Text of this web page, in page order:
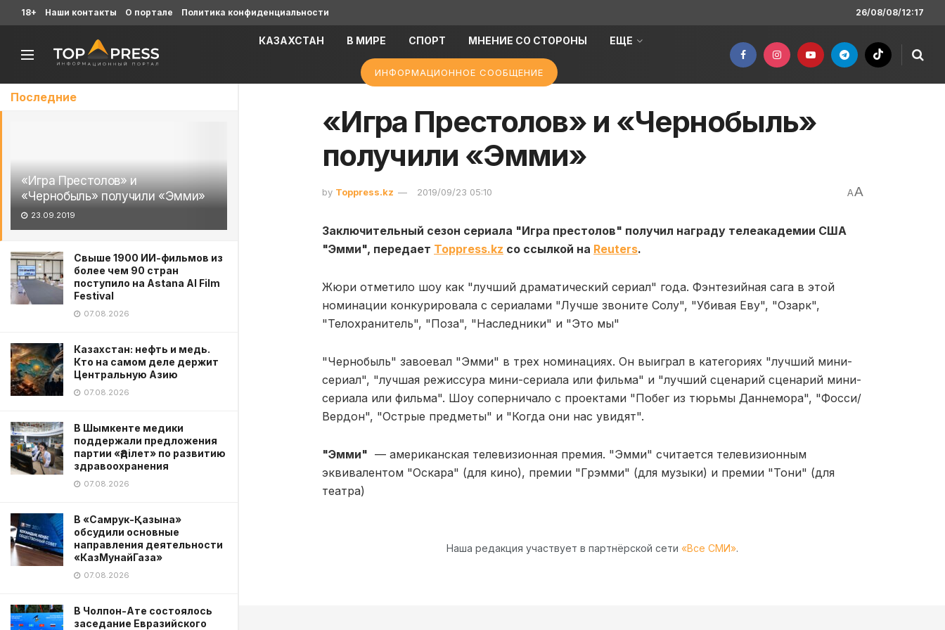
Последние
«Игра Престолов» и
«Чернобыль» получили «Эмми»
23.09.2019
Свыше 1900 ИИ-фильмов из
более чем 90 стран
поступило на Astana AI Film
Festival
07.08.2026
Казахстан: нефть и медь.
Кто на самом деле держит
Центральную Азию
07.08.2026
В Шымкенте медики
поддержали предложения
партии «Әділет» по развитию
здравоохранения
07.08.2026
В «Самрук-Қазына»
обсудили основные
направления деятельности
«КазМунайГаза»
07.08.2026
В Чолпон-Ате состоялось
заседание Евразийского
18+ Наши контакты О портале Политика конфиденциальности 26/08/08/12:17
КАЗАХСТАН В МИРЕ СПОРТ МНЕНИЕ СО СТОРОНЫ ЕЩЕ
ИНФОРМАЦИОННОЕ СООБЩЕНИЕ
«Игра Престолов» и «Чернобыль»
получили «Эмми»
by Toppress.kz 2019/09/23 05:10 AA
Заключительный сезон сериала "Игра престолов" получил награду телеакадемии США
"Эмми", передает Toppress.kz со ссылкой на Reuters.
Жюри отметило шоу как "лучший драматический сериал" года. Фэнтезийная сага в этой
номинации конкурировала с сериалами "Лучше звоните Солу", "Убивая Еву", "Озарк",
"Телохранитель", "Поза", "Наследники" и "Это мы"
"Чернобыль" завоевал "Эмми" в трех номинациях. Он выиграл в категориях "лучший мини-
сериал", "лучшая режиссура мини-сериала или фильма" и "лучший сценарий сценарий мини-
сериала или фильма". Шоу соперничало с проектами "Побег из тюрьмы Даннемора", "Фосси/
Вердон", "Острые предметы" и "Когда они нас увидят".
"Эмми" — американская телевизионная премия. "Эмми" считается телевизионным
эквивалентом "Оскара" (для кино), премии "Грэмми" (для музыки) и премии "Тони" (для
театра)
Наша редакция участвует в партнёрской сети «Все СМИ».